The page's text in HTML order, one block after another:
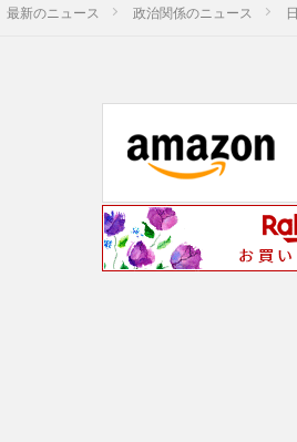
最新のニュース 政治関係のニュース